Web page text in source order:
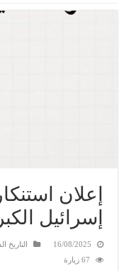
إعلان
إسرائيل
16/08/2025 التاريخ
67 زيارة